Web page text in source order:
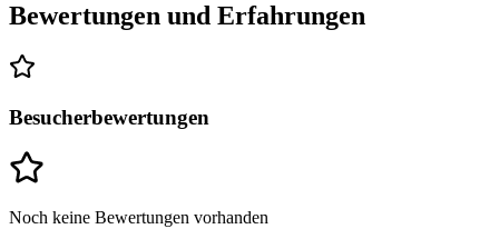
Bewertungen und Erfahrungen
Besucherbewertungen
Noch keine Bewertungen vorhanden